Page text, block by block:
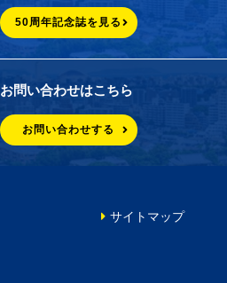
50周年記念誌を見る
お問い合わせはこちら
お問い合わせする
サイトマップ